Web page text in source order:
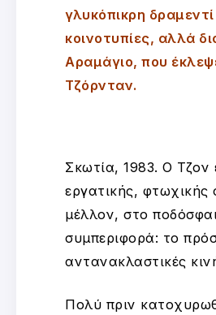
γλυκόπικρη
κοινοτυπίες, αλλά
Αραμάγιο, που
Τζόρνταν.
Σκωτία, 1983. Ο Τζον
εργατικής, φτωχικής
μέλλον, στο
συμπεριφορά: το
αντανακλαστικές
Πολύ πριν